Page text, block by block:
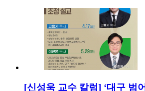
[신성욱 교수 칼럼] ‘대구 범